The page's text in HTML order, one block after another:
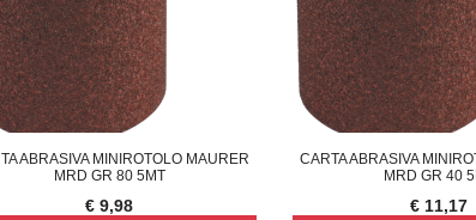
ABRASIVA MINIROTOLO MAURER
MRD GR 80 5MT
€ 9,98
CARTA ABRASIVA
MRD GR 40
€ 11,17